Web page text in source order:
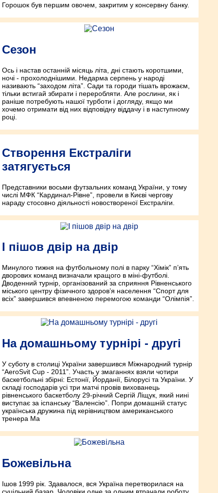
Горошок був першим овочем, закритим у консервну банку.
Сезон
Ось і настав останній місяць літа, дні стають коротшими,
ночі - прохолоднішими. Недарма серпень у народі
називають “заходом літа”. Сади та городи тішать врожаєм,
тільки встигай збирати і переробляти. Але рослини, як і
раніше потребують нашої турботи і догляду, якщо ми
хочемо отримати від них відповідну віддачу і в наступному
році.
Створення Екстраліги
затягується
Представники восьми футзальних команд України, у тому
числі МФК “Кардинал-Рівне”, провели в Києві чергову
нараду стосовно діяльності новоствореної Екстраліги.
І пішов двір на двір
Минулого тижня на футбольному полі в парку “Хімік” п’ять
дворових команд визначали кращого в міні-футболі.
Дводенний турнір, організований за сприяння Рівненського
міського центру фізичного здоров’я населення “Спорт для
всіх” завершився впевненою перемогою команди “Олімпія”.
На домашньому турнірі - другі
У суботу в столиці України завершився Міжнародний турнір
“AeroSvit Cup - 2011”. Участь у змаганнях взяли чотири
баскетбольні збірні: Естонії, Йорданії, Білорусі та України. У
складі господарів усі три матчі провів вихованець
рівненського баскетболу 29-річний Сергій Ліщук, який нині
виступає за іспанську “Валенсію”. Попри домашній статус
українська дружина під керівництвом американського
тренера Ма
Божевільна
Ішов 1999 рік. Здавалося, вся Україна перетворилася на